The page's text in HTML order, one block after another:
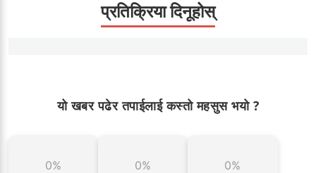
प्रतिक्रिया दिनूहोस्
यो खबर पढेर तपाईलाई कस्तो महसुस भयो ?
0% 0% 0%